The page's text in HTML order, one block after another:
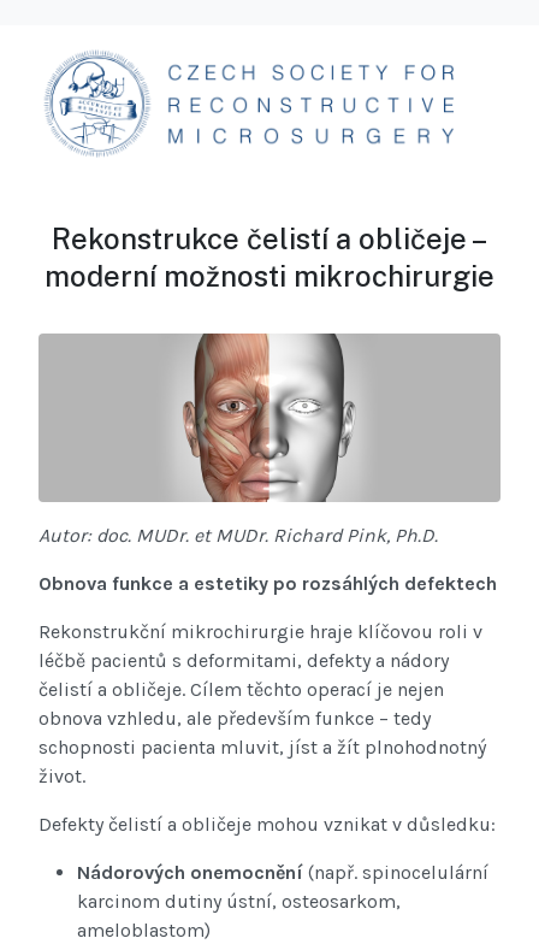
Rekonstrukce čelistí a obličeje –
moderní možnosti mikrochirurgie
Autor: doc. MUDr. et MUDr. Richard Pink, Ph.D.
Obnova funkce a estetiky po rozsáhlých defektech
Rekonstrukční mikrochirurgie hraje klíčovou roli v
léčbě pacientů s deformitami, defekty a nádory
čelistí a obličeje. Cílem těchto operací je nejen
obnova vzhledu, ale především funkce – tedy
schopnosti pacienta mluvit, jíst a žít plnohodnotný
život.
Defekty čelistí a obličeje mohou vznikat v důsledku:
Nádorových onemocnění (např. spinocelulární
karcinom dutiny ústní, osteosarkom,
ameloblastom)